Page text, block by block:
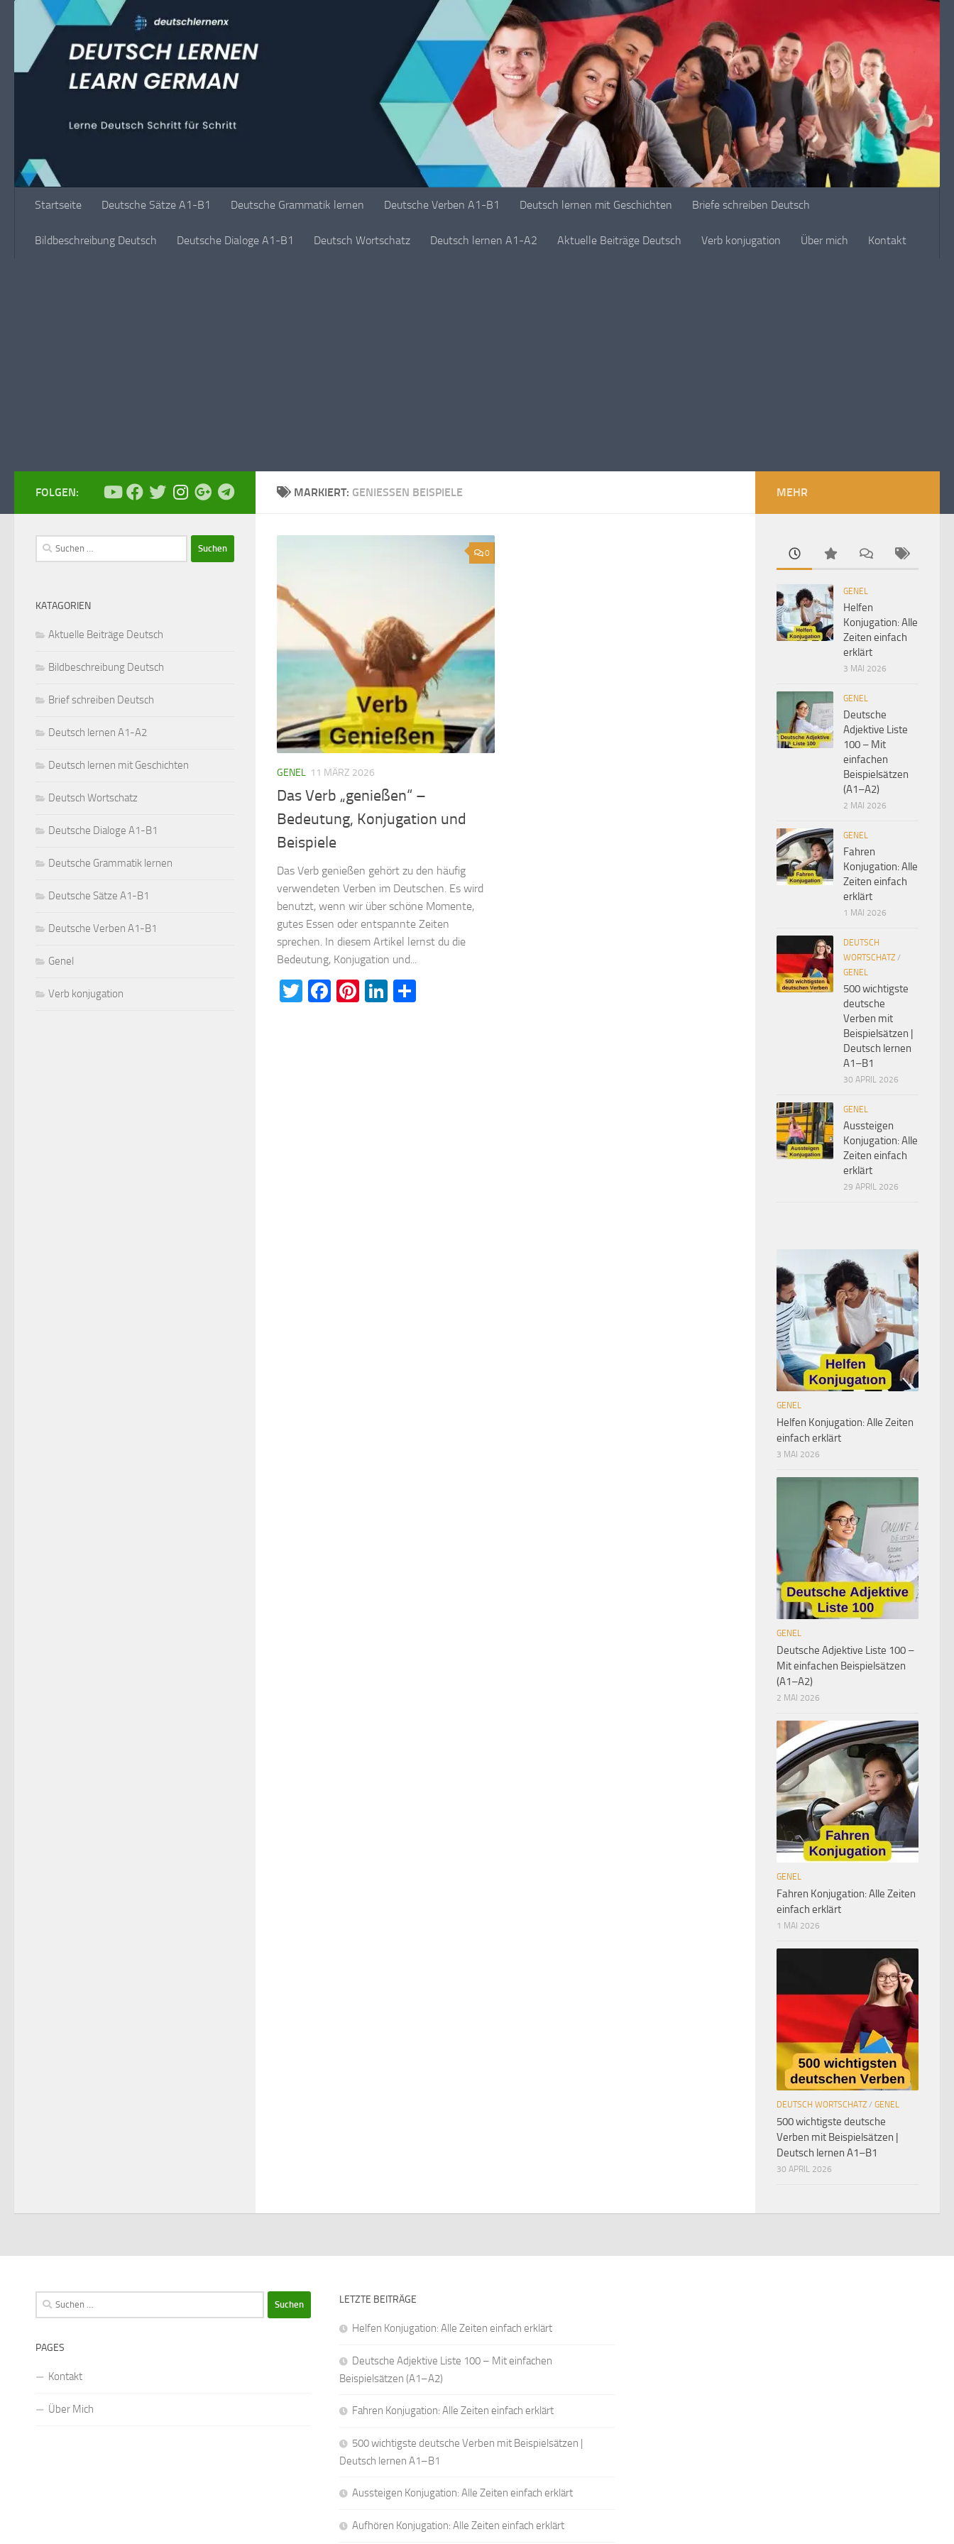
Unter dem Inhalt
Startseite Deutsche Sätze A1-B1 Deutsche Grammatik lernen Deutsche Verben A1-B1 Deutsch lernen mit Geschichten Briefe schreiben Deutsch
Bildbeschreibung Deutsch Deutsche Dialoge A1-B1 Deutsch Wortschatz Deutsch lernen A1-A2 Aktuelle Beiträge Deutsch Verb konjugation Über mich Kontakt
MARKIERT: GENIESSEN BEISPIELE
0
GENEL 11 MÄRZ 2026
Das Verb „genießen“ –
Bedeutung, Konjugation und
Beispiele
Das Verb genießen gehört zu den häufig
verwendeten Verben im Deutschen. Es wird
benutzt, wenn wir über schöne Momente,
gutes Essen oder entspannte Zeiten
sprechen. In diesem Artikel lernst du die
Bedeutung, Konjugation und...
Twitter
Facebook
Pinterest
LinkedIn
FOLGEN:
Suchen
nach:
KATAGORIEN
Aktuelle Beiträge Deutsch
Bildbeschreibung Deutsch
Brief schreiben Deutsch
Deutsch lernen A1-A2
Deutsch lernen mit Geschichten
Deutsch Wortschatz
Deutsche Dialoge A1-B1
Deutsche Grammatik lernen
Deutsche Sätze A1-B1
Deutsche Verben A1-B1
Genel
Verb konjugation
MEHR
GENEL
Helfen
Konjugation: Alle
Zeiten einfach
erklärt
3 MAI 2026
GENEL
Deutsche
Adjektive Liste
100 – Mit
einfachen
Beispielsätzen
(A1–A2)
2 MAI 2026
GENEL
Fahren
Konjugation: Alle
Zeiten einfach
erklärt
1 MAI 2026
DEUTSCH
WORTSCHATZ /
GENEL
500 wichtigste
deutsche
Verben mit
Beispielsätzen |
Deutsch lernen
A1–B1
30 APRIL 2026
GENEL
Aussteigen
Konjugation: Alle
Zeiten einfach
erklärt
29 APRIL 2026
GENEL
Helfen Konjugation: Alle Zeiten
einfach erklärt
3 MAI 2026
GENEL
Deutsche Adjektive Liste 100 –
Mit einfachen Beispielsätzen
(A1–A2)
2 MAI 2026
GENEL
Fahren Konjugation: Alle Zeiten
einfach erklärt
1 MAI 2026
DEUTSCH WORTSCHATZ / GENEL
500 wichtigste deutsche
Verben mit Beispielsätzen |
Deutsch lernen A1–B1
30 APRIL 2026
Suchen
nach:
PAGES
Kontakt
Über Mich
LETZTE BEITRÄGE
Helfen Konjugation: Alle Zeiten einfach erklärt
Deutsche Adjektive Liste 100 – Mit einfachen
Beispielsätzen (A1–A2)
Fahren Konjugation: Alle Zeiten einfach erklärt
500 wichtigste deutsche Verben mit Beispielsätzen |
Deutsch lernen A1–B1
Aussteigen Konjugation: Alle Zeiten einfach erklärt
Aufhören Konjugation: Alle Zeiten einfach erklärt